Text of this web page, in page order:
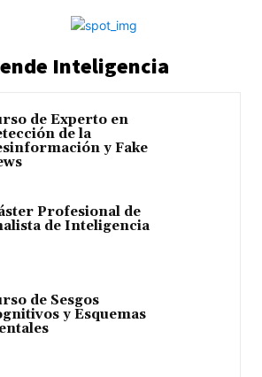
Inteligencia
de Experto en
de la
y Fake
Profesional de
de Inteligencia
de Sesgos
y Esquemas